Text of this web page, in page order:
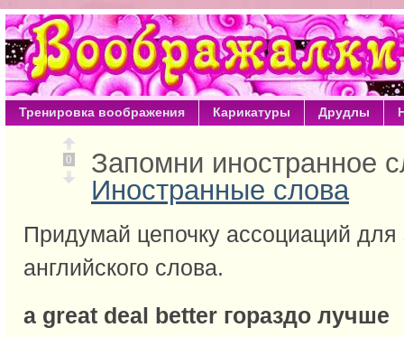
Тренировка воображения Карикатуры Друдлы
0
Запомни иностранное
Иностранные слова
Придумай цепочку ассоциаций
английского слова.
a great deal better гораздо лучше